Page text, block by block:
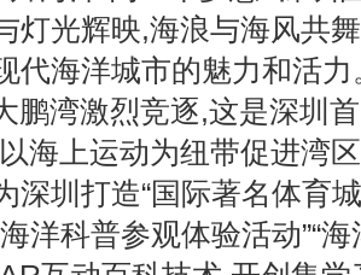
灯光辉映,海浪与海风共
代海洋城市的魅力和活
鹏湾激烈竞逐,这是深圳
海上运动为纽带促进湾
深圳打造“国际著名体育
洋科普参观体验活动”“